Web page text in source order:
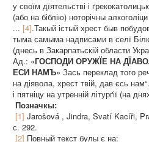
у своїм дїятельстві і
(або на біблію) ноторічны
... [4].Такый істый хрест быв
тыма самыма надписами в селї
(днесь в Закарпатьскій области
Aд.: «ГОСПОДИ ОРУЖЇЕ НА
ЕСИ НАМЪ» Зась переклад того
на діявола, хрест твій, дав єсь
і пятніцу на утренній літурґії (на
Позначкы:
[1] Jarošová , Jindra, Svatí Kacíři,
с. 292.
[2] Повный текст булы є на: